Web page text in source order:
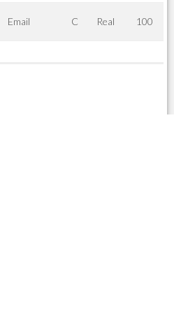
Email C Real 100